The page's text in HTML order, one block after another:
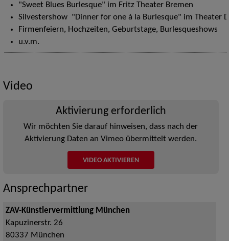
"Sweet Blues Burlesque" im Fritz Theater Bremen
Silvestershow "Dinner for one à la Burlesque" im Theater
Firmenfeiern, Hochzeiten, Geburtstage, Burlesqueshows
u.v.m.
Video
Aktivierung erforderlich
Wir möchten Sie darauf hinweisen, dass nach der
Aktivierung Daten an Vimeo übermittelt werden.
VIDEO AKTIVIEREN
Ansprechpartner
ZAV-Künstlervermittlung München
Kapuzinerstr. 26
80337 München